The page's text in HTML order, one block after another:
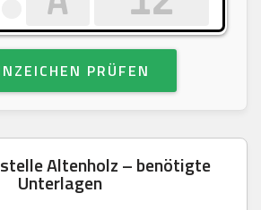
PRÜFEN
Altenholz – benötigte
Unterlagen